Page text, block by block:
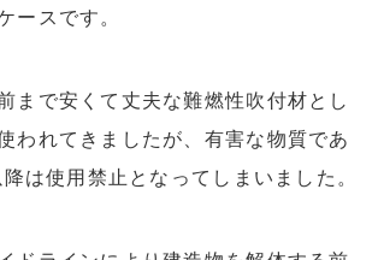
ースです。
まで安くて丈夫な難燃性吹付材とし
われてきましたが、有害な物質であ
は使用禁止となってしまいました。